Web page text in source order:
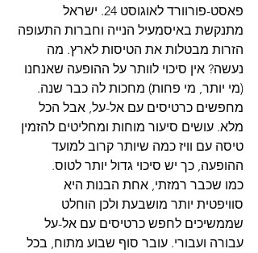
פאסט-פורוורד לאוגוסט 24. ישראל
מתנקשת באיסמעיל הנייה וחברות התעופה
הזרות מבטלות את הטיסות לארץ. מה
נעשה? אין סיכוי לוותר על ההופעה שאנחנו
(מי יותר, מי פחות) מחכות לה כבר שנה.
מחפשים כרטיסים עם אל-על, אבל הכל
מלא. עושים סיעור מוחות ומחליטים להזמין
טיסה עם וויז כמה שיותר קרוב למועד
ההופעה, כך יש סיכוי גדול יותר לטוס.
כמו שכבר רמזתי, אחת הבנות היא
סוויפטית יותר מושבעת ולכן הוחלט
שממשיכים לחפש כרטיסים עם אל-על
עבורה ועבורי. עובר סוף שבוע מתוח, בכל